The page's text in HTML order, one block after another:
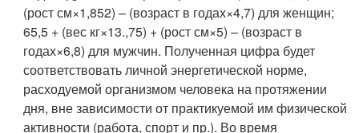
(рост см×1,852) – (возраст в годах×4,7) для женщин;
65,5 + (вес кг×13.,75) + (рост см×5) – (возраст в
годах×6,8) для мужчин. Полученная цифра будет
соответствовать личной энергетической норме,
расходуемой организмом человека на протяжении
дня, вне зависимости от практикуемой им физической
активности (работа, спорт и пр.). Во время